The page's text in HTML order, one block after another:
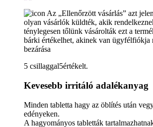
Az „Ellenőrzött vásárlás” azt
olyan vásárlók küldték, akik
ténylegesen tőlünk vásárolták ezt a
bárki értékelhet, akinek van ügyfélfiókja
bezárása
5 csillaggal5értékelt.
Kevesebb irritáló adalékanyag
Minden tabletta hagy az öblítés után
edényeken.
A hagyományos tabletták